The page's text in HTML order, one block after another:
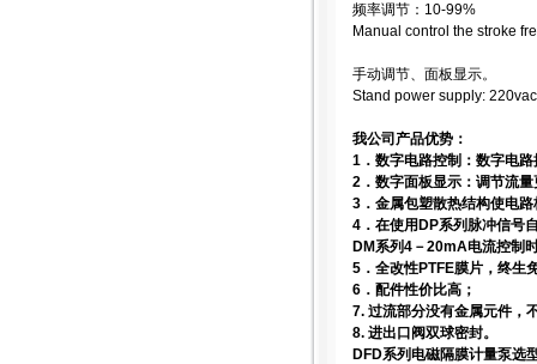
频率调节：10-99%
Manual control the stroke
手动调节、面板显示。
Stand power supply:
我公司产品优势：
1．数字电路控制：数字电
2．数字面板显示：调节流
3．金属包塑散热结构使电
4．在使用DP系列脉冲信号
DM系列4－20mA电流控制
5．全改性PTFE膜片，终生
6．配件性价比高；
7. 过流部分没有金属元件，
8. 进出口阀双球密封。
DFD系列电磁隔膜计量泵选